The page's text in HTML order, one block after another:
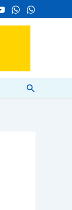
Pesquisar